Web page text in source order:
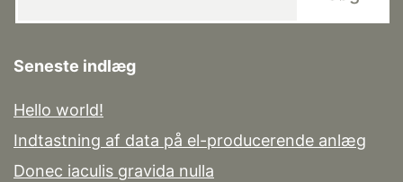
Seneste indlæg
Hello world!
Indtastning af data på el-producerende anlæg
Donec iaculis gravida nulla